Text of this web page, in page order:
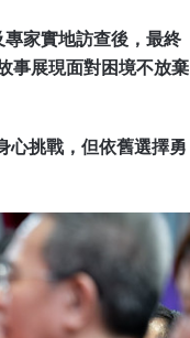
家實地訪查後，最終
事展現面對困境不放棄
心挑戰，但依舊選擇勇